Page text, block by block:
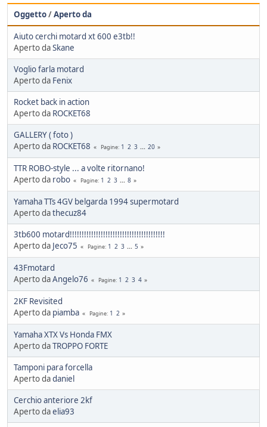
Oggetto/Aperto da
Aiuto cerchi motard xt 600 e3tb!!
Aperto daSkane
Voglio farla motard
Aperto da Fenix
Rocket back in action
Aperto da ROCKET68
GALLERY ( foto )
Aperto da ROCKET68 Pagine 1 2 3 ... 20
TTR ROBO-style ... a volte ritornano!
Aperto da robo Pagine 1 2 3 ... 8
Yamaha TTs 4GV belgarda 1994 supermotard
Aperto dathecuz84
3tb600 motard!!!!!!!!!!!!!!!!!!!!!!!!!!!!!!!!!!!!!!!!
Aperto da Jeco75 Pagine 1 2 3 ... 5
43Fmotard
Aperto daAngelo76 Pagine 1 2 3 4
2KF Revisited
Aperto da piamba Pagine 1 2
Yamaha XTX Vs Honda FMX
Aperto daTROPPO FORTE
Tamponi para forcella
Aperto dadaniel
Cerchio anteriore 2kf
Aperto daelia93